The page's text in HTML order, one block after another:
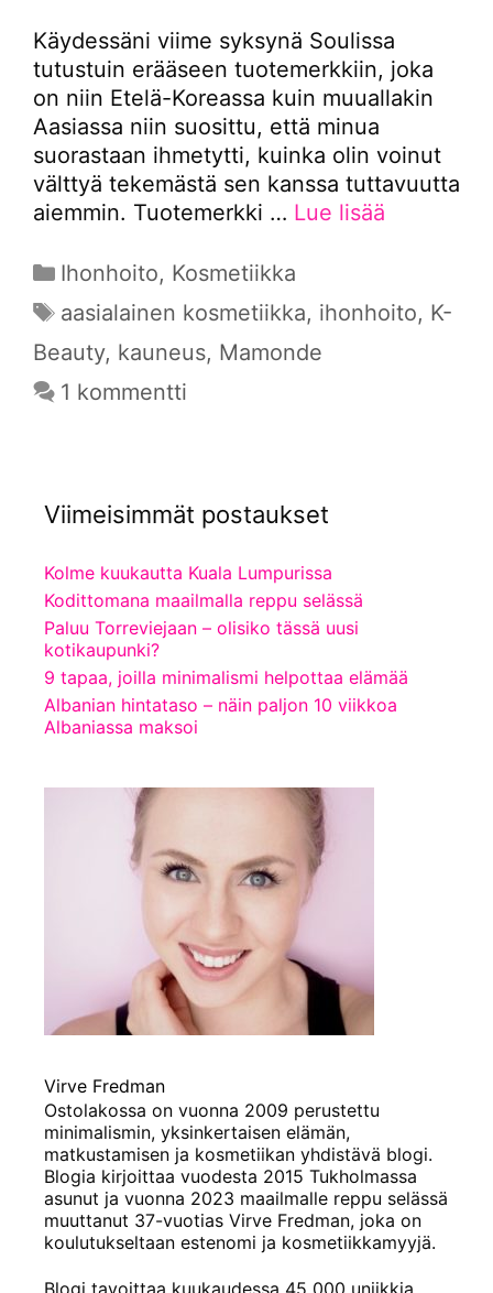
Käydessäni viime syksynä Soulissa
tutustuin erääseen tuotemerkkiin, joka
on niin Etelä-Koreassa kuin muuallakin
Aasiassa niin suosittu, että minua
suorastaan ihmetytti, kuinka olin voinut
välttyä tekemästä sen kanssa tuttavuutta
aiemmin. Tuotemerkki … Lue lisää
Kategoriat
Ihonhoito, Kosmetiikka
Avainsanat
aasialainen kosmetiikka, ihonhoito, K-
Beauty, kauneus, Mamonde
1 kommentti
Viimeisimmät postaukset
Kolme kuukautta Kuala Lumpurissa
Kodittomana maailmalla reppu selässä
Paluu Torreviejaan – olisiko tässä uusi
kotikaupunki?
9 tapaa, joilla minimalismi helpottaa elämää
Albanian hintataso – näin paljon 10 viikkoa
Albaniassa maksoi
Virve Fredman
Ostolakossa on vuonna 2009 perustettu
minimalismin, yksinkertaisen elämän,
matkustamisen ja kosmetiikan yhdistävä blogi.
Blogia kirjoittaa vuodesta 2015 Tukholmassa
asunut ja vuonna 2023 maailmalle reppu selässä
muuttanut 37-vuotias Virve Fredman, joka on
koulutukseltaan estenomi ja kosmetiikkamyyjä.